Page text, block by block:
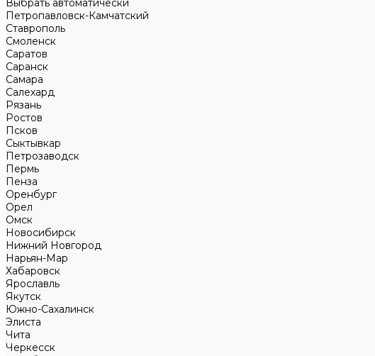
Выбрать автоматически
Петропавловск-Камчатский
Ставрополь
Смоленск
Саратов
Саранск
Самара
Салехард
Рязань
Ростов
Псков
Сыктывкар
Петрозаводск
Пермь
Пенза
Оренбург
Орел
Омск
Новосибирск
Нижний Новгород
Нарьян-Мар
Хабаровск
Ярославль
Якутск
Южно-Сахалинск
Элиста
Чита
Черкесск